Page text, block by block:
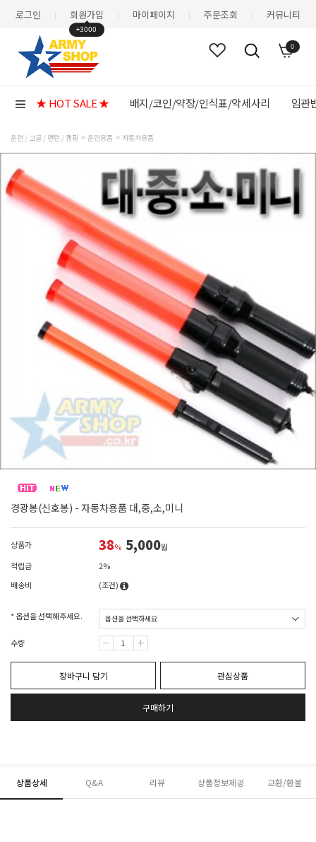
로그인 회원가입
+3000
마이페이지 주문조회 커뮤니티
0
★ HOT SALE ★ 배지/코인/약장/인식표/악세사리 임관
훈련 / 고글 / 랜턴 / 캠핑 훈련용품 자동차용품
경광봉(신호봉) - 자동차용품 대,중,소,미니
상품가 38% 5,000원
적립금
2%
배송비
(조건)
* 옵션을 선택해주세요.
수량
장바구니 담기 관심상품
구매하기
상품상세 Q&A 리뷰 상품정보제공 교환/환불